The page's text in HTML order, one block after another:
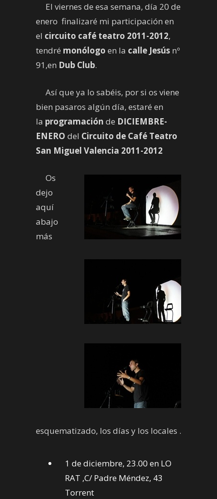
El viernes de esa semana, día 20 de
enero finalizaré mi participación en
el circuito café teatro 2011-2012,
tendré monólogo en la calle Jesús nº
91,en Dub Club.
Así que ya lo sabéis, por si os viene
bien pasaros algún día, estaré en
la programación de DICIEMBRE-
ENERO del Circuito de Café Teatro
San Miguel Valencia 2011-2012
Os
dejo
aquí
abajo
más
esquematizado, los días y los locales .
1 de diciembre, 23.00 en LO
RAT ,C/ Padre Méndez, 43
Torrent